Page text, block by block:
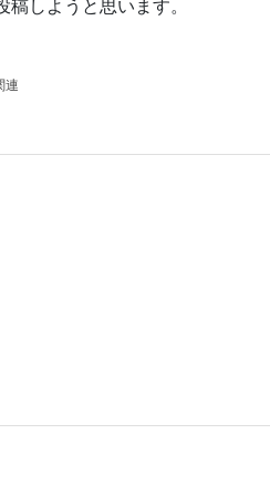
稿しようと思います。
連